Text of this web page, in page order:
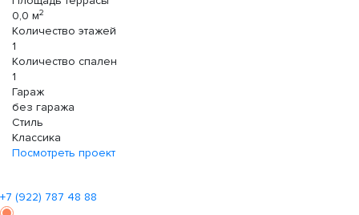
0,0 м2
Количество этажей
1
Количество спален
1
Гараж
без гаража
Стиль
Классика
Посмотреть проект
+7 (922) 787 48 88